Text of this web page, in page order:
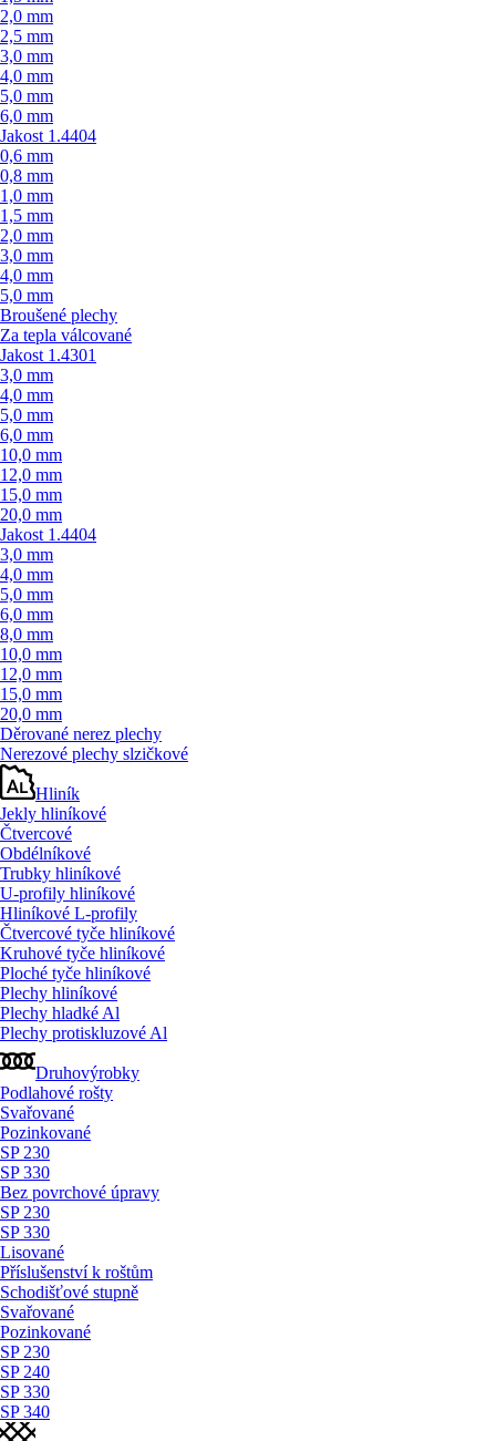
2,0 mm
2,5 mm
3,0 mm
4,0 mm
5,0 mm
6,0 mm
Jakost 1.4404
0,6 mm
0,8 mm
1,0 mm
1,5 mm
2,0 mm
3,0 mm
4,0 mm
5,0 mm
Broušené plechy
Za tepla válcované
Jakost 1.4301
3,0 mm
4,0 mm
5,0 mm
6,0 mm
10,0 mm
12,0 mm
15,0 mm
20,0 mm
Jakost 1.4404
3,0 mm
4,0 mm
5,0 mm
6,0 mm
8,0 mm
10,0 mm
12,0 mm
15,0 mm
20,0 mm
Děrované nerez plechy
Nerezové plechy slzičkové
Hliník
Jekly hliníkové
Čtvercové
Obdélníkové
Trubky hliníkové
U-profily hliníkové
Hliníkové L-profily
Čtvercové tyče hliníkové
Kruhové tyče hliníkové
Ploché tyče hliníkové
Plechy hliníkové
Plechy hladké Al
Plechy protiskluzové Al
Druhovýrobky
Podlahové rošty
Svařované
Pozinkované
SP 230
SP 330
Bez povrchové úpravy
SP 230
SP 330
Lisované
Příslušenství k roštům
Schodišťové stupně
Svařované
Pozinkované
SP 230
SP 240
SP 330
SP 340